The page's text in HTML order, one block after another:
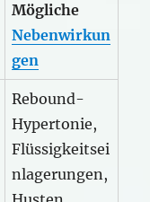
Mögliche
Nebenwirkun
gen
Rebound-
Hypertonie,
Flüssigkeitsei
nlagerungen,